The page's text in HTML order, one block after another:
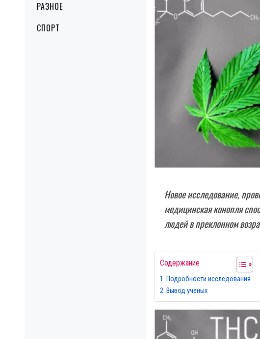
РАЗНОЕ
СПОРТ
Новое исследование,
медицинская конопля
людей в преклонном
Содержание
Подробности исследования
Вывод ученых